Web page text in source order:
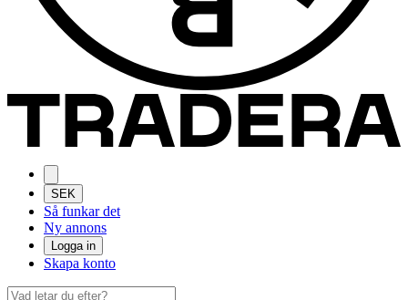
SEK
Så funkar det
Ny annons
Logga in
Skapa konto